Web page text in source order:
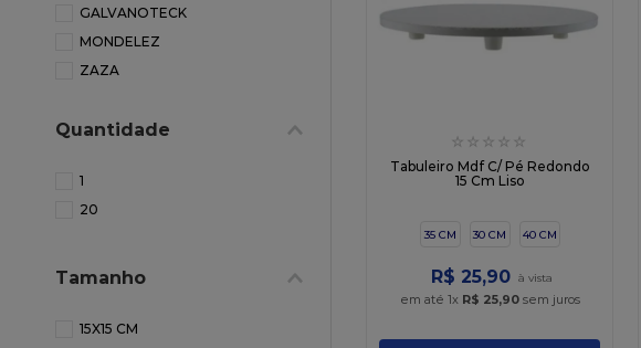
GALVANOTECK
MONDELEZ
ZAZA
Quantidade
1
20
Tamanho
15X15 CM
☆ ☆ ☆ ☆ ☆
Tabuleiro Mdf C/ Pé Redondo
15 Cm Liso
35 CM 30 CM 40 CM
R$ 25,90
em até 1x R$ 25,90sem juros
10